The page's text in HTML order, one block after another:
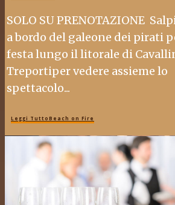
SOLO SU PRENOTAZIONE
a bordo del galeone dei pirati
festa lungo il litorale di
Treportiper vedere assieme lo
spettacolo...
Leggi TuttoBeach on Fire